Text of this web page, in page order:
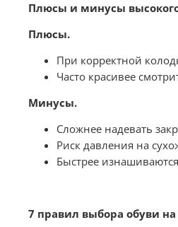
Плюсы и минусы
Плюсы.
При корректной
Часто красивее
Минусы.
Сложнее надевать
Риск давления на
Быстрее
7 правил выбора обуви